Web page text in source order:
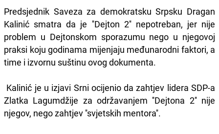
Predsjednik Saveza za demokratsku Srpsku Dragan
Kalinić smatra da je ''Dejton 2'' nepotreban, jer nije
problem u Dejtonskom sporazumu nego u njegovoj
praksi koju godinama mijenjaju međunarodni faktori, a
time i izvornu suštinu ovog dokumenta.
Kalinić je u izjavi Srni ocijenio da zahtjev lidera SDP-a
Zlatka Lagumdžije za održavanjem ''Dejtona 2'' nije
njegov, nego zahtjev ''svjetskih mentora''.